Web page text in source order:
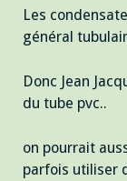
Les
général
Donc Jean
du tube pvc..
on pourrait
parfois utiliser